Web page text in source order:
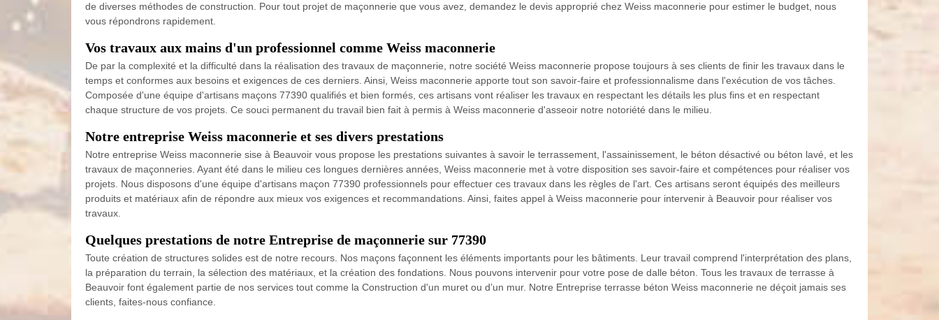
de diverses méthodes de construction. Pour tout projet de maçonnerie que vous avez, demandez le devis approprié chez Weiss maconnerie pour estimer le budget, nous
vous répondrons rapidement.
Vos travaux aux mains d'un professionnel comme Weiss maconnerie
De par la complexité et la difficulté dans la réalisation des travaux de maçonnerie, notre société Weiss maconnerie propose toujours à ses clients de finir les travaux dans le
temps et conformes aux besoins et exigences de ces derniers. Ainsi, Weiss maconnerie apporte tout son savoir-faire et professionnalisme dans l'exécution de vos tâches.
Composée d'une équipe d'artisans maçons 77390 qualifiés et bien formés, ces artisans vont réaliser les travaux en respectant les détails les plus fins et en respectant
chaque structure de vos projets. Ce souci permanent du travail bien fait à permis à Weiss maconnerie d'asseoir notre notoriété dans le milieu.
Notre entreprise Weiss maconnerie et ses divers prestations
Notre entreprise Weiss maconnerie sise à Beauvoir vous propose les prestations suivantes à savoir le terrassement, l'assainissement, le béton désactivé ou béton lavé, et les
travaux de maçonneries. Ayant été dans le milieu ces longues dernières années, Weiss maconnerie met à votre disposition ses savoir-faire et compétences pour réaliser vos
projets. Nous disposons d'une équipe d'artisans maçon 77390 professionnels pour effectuer ces travaux dans les règles de l'art. Ces artisans seront équipés des meilleurs
produits et matériaux afin de répondre aux mieux vos exigences et recommandations. Ainsi, faites appel à Weiss maconnerie pour intervenir à Beauvoir pour réaliser vos
travaux.
Quelques prestations de notre Entreprise de maçonnerie sur 77390
Toute création de structures solides est de notre recours. Nos maçons façonnent les éléments importants pour les bâtiments. Leur travail comprend l'interprétation des plans,
la préparation du terrain, la sélection des matériaux, et la création des fondations. Nous pouvons intervenir pour votre pose de dalle béton. Tous les travaux de terrasse à
Beauvoir font également partie de nos services tout comme la Construction d'un muret ou d’un mur. Notre Entreprise terrasse béton Weiss maconnerie ne déçoit jamais ses
clients, faites-nous confiance.